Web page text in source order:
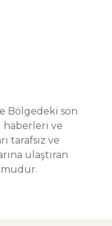
Bölgedeki son
haberleri ve
tarafsız ve
ulaştıran